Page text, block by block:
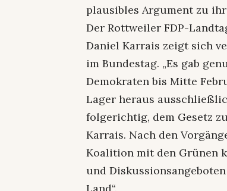
plausibles Argument zu
Der Rottweiler FDP-
Daniel Karrais zeigt sich
im Bundestag. „Es gab
Demokraten bis Mitte
Lager heraus
folgerichtig, dem Gesetz
Karrais. Nach den
Koalition mit den Grünen
und
Land“.